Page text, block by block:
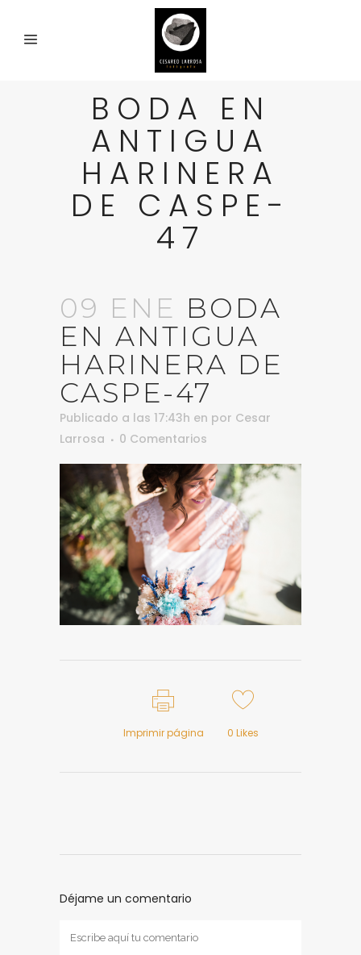
BODA EN
ANTIGUA
HARINERA
DE CASPE-
47
09 ENE BODA
EN ANTIGUA
HARINERA DE
CASPE-47
Publicado a las 17:43h en por Cesar
Larrosa
0 Comentarios
Imprimir página 0 Likes
Déjame un comentario